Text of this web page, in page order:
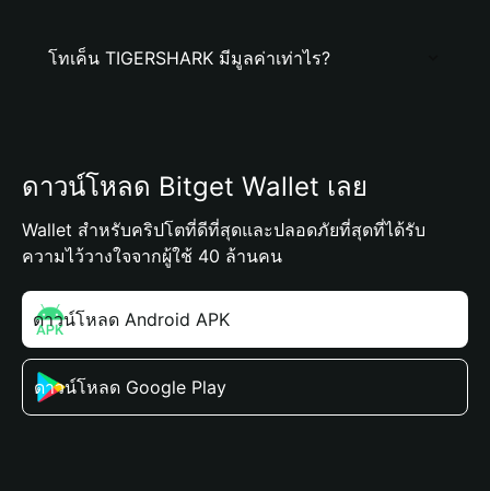
โทเค็น TIGERSHARK มีมูลค่าเท่าไร?
ดาวน์โหลด Bitget Wallet เลย
Wallet สำหรับคริปโตที่ดีที่สุดและปลอดภัยที่สุดที่ได้รับ
ความไว้วางใจจากผู้ใช้ 40 ล้านคน
ดาวน์โหลด Android APK
ดาวน์โหลด Google Play